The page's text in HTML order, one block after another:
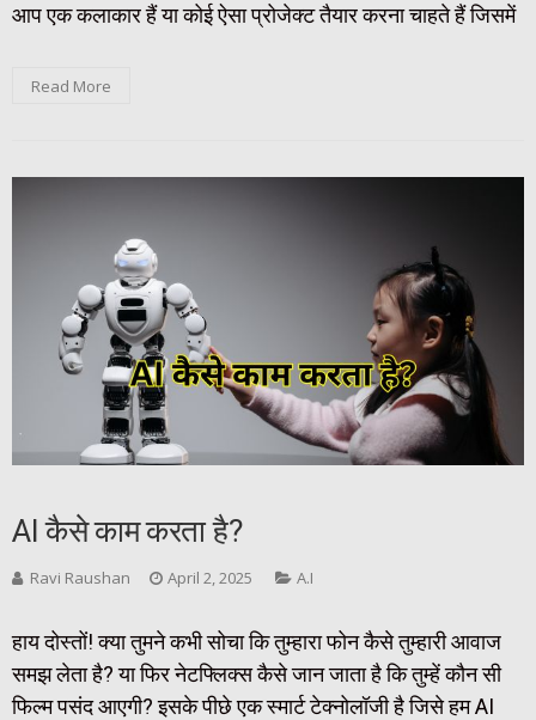
आप एक कलाकार हैं या कोई ऐसा प्रोजेक्ट तैयार करना चाहते हैं जिसमें
Read More
AI कैसे काम करता है?
Ravi Raushan April 2, 2025 A.I
हाय दोस्तों! क्या तुमने कभी सोचा कि तुम्हारा फोन कैसे तुम्हारी आवाज
समझ लेता है? या फिर नेटफ्लिक्स कैसे जान जाता है कि तुम्हें कौन सी
फिल्म पसंद आएगी? इसके पीछे एक स्मार्ट टेक्नोलॉजी है जिसे हम AI